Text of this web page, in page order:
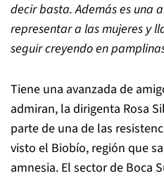
decir basta. Además es una
representar a las mujeres y
seguir creyendo en
Tiene una avanzada de
admiran, la dirigenta Rosa
parte de una de las
visto el Biobío, región que
amnesia. El sector de Boca